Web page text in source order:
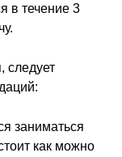
в течение 3
следует
заниматься
как можно